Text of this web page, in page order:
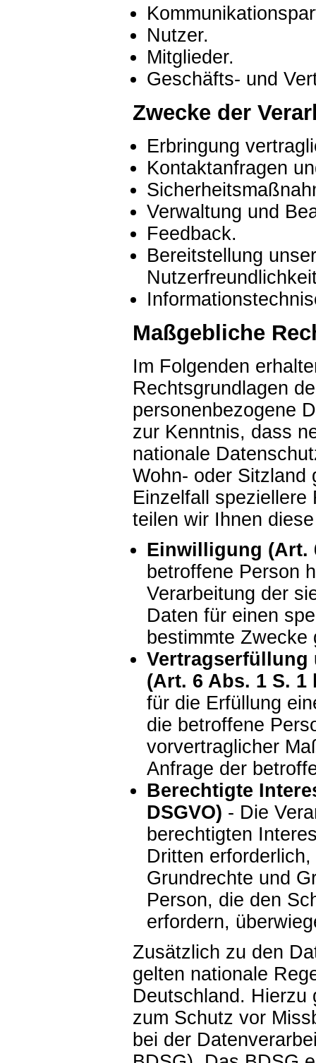
Nutzer.
Mitglieder.
Geschäfts- und
Zwecke der
Erbringung
Kontaktanfragen
Verwaltung und
Feedback.
Bereitstellung
Maßgebliche
Im Folgenden
Rechtsgrundlagen
personenbezogene
zur Kenntnis, dass
nationale
Wohn- oder Sitzland
Einzelfall
teilen wir Ihnen
Einwilligung (Art.
betroffene Person
Verarbeitung der
Daten für einen
bestimmte Zwecke
Vertragserfüllung
(Art. 6 Abs. 1 S. 1
für die Erfüllung
die betroffene
vorvertraglicher
Anfrage der
Berechtigte
DSGVO) - Die
berechtigten
Dritten
Grundrechte und
Person, die den
erfordern,
Zusätzlich zu den
gelten nationale
Deutschland. Hierzu
zum Schutz vor
bei der